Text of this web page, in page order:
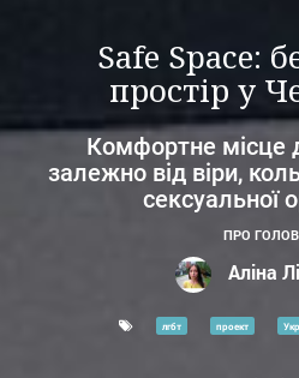
Safe Space:
простір у
Комфортне місце
залежно від віри,
сексуальної
ПРО
Аліна
лгбт проект